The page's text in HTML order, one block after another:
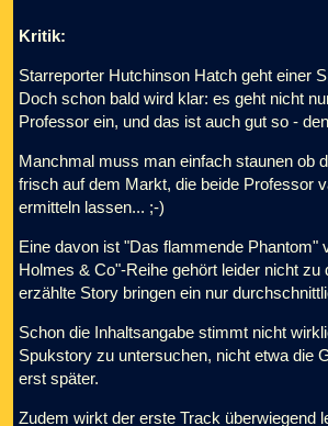
Kritik:
Starreporter Hutchinson Hatch geht einer
Doch schon bald wird klar: es geht nicht
Professor ein, und das ist auch gut so -
Manchmal muss man einfach staunen ob
frisch auf dem Markt, die beide Professor
ermitteln lassen... ;-)
Eine davon ist "Das flammende
Holmes & Co"-Reihe gehört leider nicht
erzählte Story bringen ein nur
Schon die Inhaltsangabe stimmt nicht
Spukstory zu untersuchen, nicht etwa die
erst später.
Zudem wirkt der erste Track überwiegend